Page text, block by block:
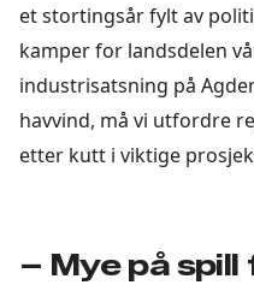
et stortingsår fylt av
kamper for landsdelen
industrisatsning på
havvind, må vi utfordre
etter kutt i viktige
– Mye på